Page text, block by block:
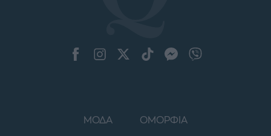
ΜΟΔΑ ΟΜΟΡΦΙΑ